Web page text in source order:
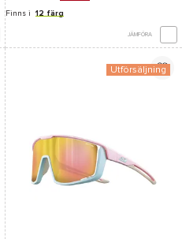
Finns i 12 färg
JÄMFÖRA
Utförsäljning